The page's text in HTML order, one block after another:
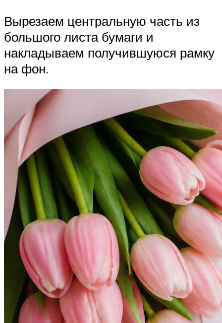
Вырезаем центральную часть из
большого листа бумаги и
накладываем получившуюся рамку
на фон.